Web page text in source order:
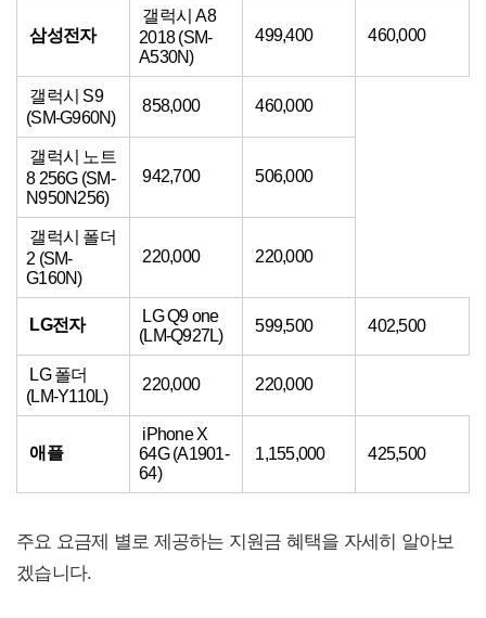
삼성전자
갤럭시 A8
2018 (SM-
A530N)
499,400 460,000
갤럭시 S9
(SM-G960N)
858,000 460,000
갤럭시 노트
8 256G (SM-
N950N256)
942,700 506,000
갤럭시 폴더
2 (SM-
G160N)
220,000 220,000
LG전자
LG Q9 one
(LM-Q927L)
599,500 402,500
LG 폴더
(LM-Y110L)
220,000 220,000
애플
iPhone X
64G (A1901-
64)
1,155,000 425,500
주요 요금제 별로 제공하는 지원금 혜택을 자세히 알아보
겠습니다.